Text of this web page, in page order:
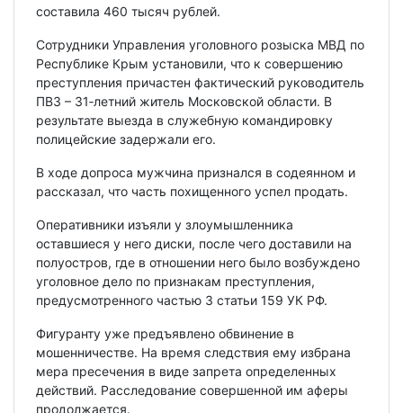
составила 460 тысяч рублей.
Сотрудники Управления уголовного розыска МВД по
Республике Крым установили, что к совершению
преступления причастен фактический руководитель
ПВЗ – 31‑летний житель Московской области. В
результате выезда в служебную командировку
полицейские задержали его.
В ходе допроса мужчина признался в содеянном и
рассказал, что часть похищенного успел продать.
️Оперативники изъяли у злоумышленника
оставшиеся у него диски, после чего доставили на
полуостров, где в отношении него было возбуждено
уголовное дело по признакам преступления,
предусмотренного частью 3 статьи 159 УК РФ.
Фигуранту уже предъявлено обвинение в
мошенничестве. На время следствия ему избрана
мера пресечения в виде запрета определенных
действий. Расследование совершенной им аферы
продолжается.